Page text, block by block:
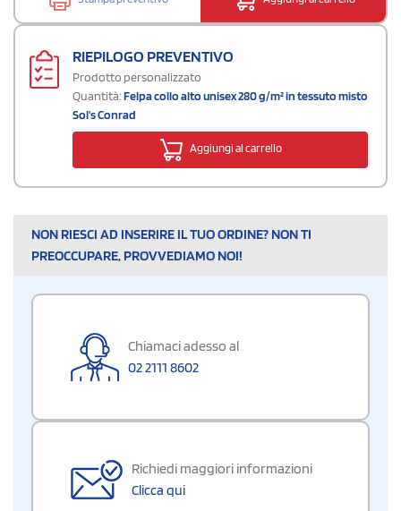
RIEPILOGO PREVENTIVO
Prodotto personalizzato
Quantità:Felpa collo alto unisex 280 g/m² in tessuto misto
Sol's Conrad
Aggiungi al carrello
NON RIESCI AD INSERIRE IL TUO ORDINE? NON TI
PREOCCUPARE, PROVVEDIAMO NOI!
Chiamaci adesso al
02 2111 8602
Richiedi maggiori informazioni
Clicca qui